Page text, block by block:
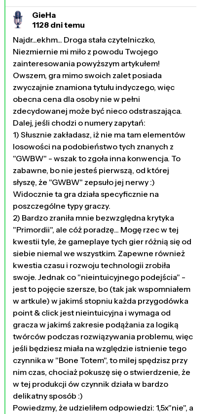
GieHa
1128 dni temu
Najdr...ekhm... Droga stała czytelniczko,
Niezmiernie mi miło z powodu Twojego
zainteresowania powyższym artykułem!
Owszem, gra mimo swoich zalet posiada
zwyczajnie znamiona tytułu indyczego, więc
obecna cena dla osoby nie w pełni
zdecydowanej może być nieco odstraszająca.
Dalej, jeśli chodzi o numery zapytań:
1) Słusznie zakładasz, iż nie ma tam elementów
losowości na podobieństwo tych znanych z
"GWBW" - wszak to zgoła inna konwencja. To
zabawne, bo nie jesteś pierwszą, od której
słyszę, że "GWBW" zepsuło jej nerwy :)
Widocznie ta gra działa specyficznie na
poszczególne typy graczy.
2) Bardzo zraniła mnie bezwzględna krytyka
"Primordii", ale cóż poradzę... Mogę rzec w tej
kwestii tyle, że gameplaye tych gier różnią się od
siebie niemal we wszystkim. Zapewne również
kwestia czasu i rozwoju technologii zrobiła
swoje. Jednak co "nieintuicyjnego podejścia" -
jest to pojęcie szersze, bo (tak jak wspomniałem
w artkule) w jakimś stopniu każda przygodówka
point & click jest nieintuicyjna i wymaga od
gracza w jakimś zakresie podążania za logiką
twórców podczas rozwiązywania problemu, więc
jeśli będziesz miała na względzie istnienie tego
czynnika w "Bone Totem", to milej spędzisz przy
nim czas, chociaż pokuszę się o stwierdzenie, że
w tej produkcji ów czynnik działa w bardzo
delikatny sposób :)
Powiedzmy, że udzieliłem odpowiedzi: 1,5x"nie", a